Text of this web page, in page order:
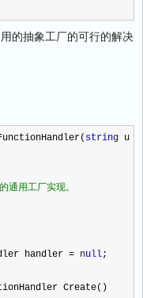
的抽象工厂的可行的解决
string u
通用工厂实现。
handler = null;
Create()